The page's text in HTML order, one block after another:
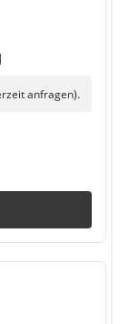
anfragen).